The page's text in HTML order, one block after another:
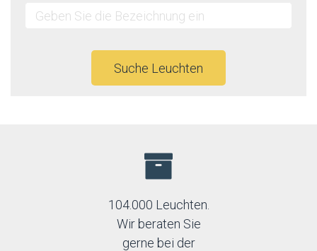
Suche Leuchten
104.000 Leuchten.
Wir beraten Sie
gerne bei der